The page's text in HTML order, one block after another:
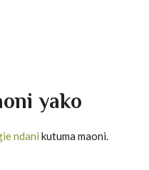
yako
ndani kutuma maoni.